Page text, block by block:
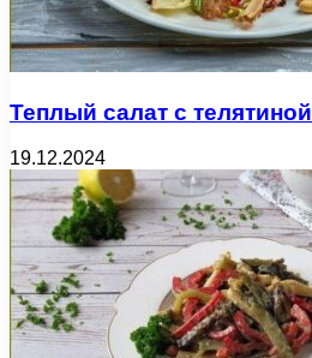
Теплый салат с телятиной
19.12.2024